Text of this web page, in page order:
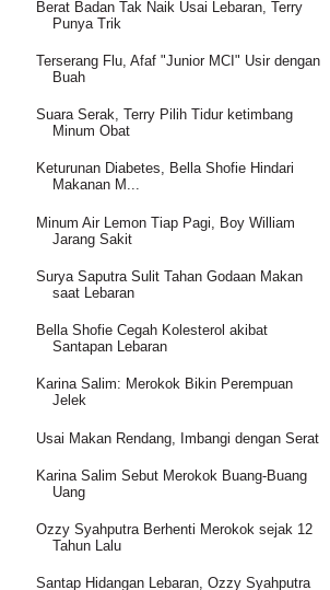
Berat Badan Tak Naik Usai Lebaran, Terry
Punya Trik
Terserang Flu, Afaf "Junior MCI" Usir dengan
Buah
Suara Serak, Terry Pilih Tidur ketimbang
Minum Obat
Keturunan Diabetes, Bella Shofie Hindari
Makanan M...
Minum Air Lemon Tiap Pagi, Boy William
Jarang Sakit
Surya Saputra Sulit Tahan Godaan Makan
saat Lebaran
Bella Shofie Cegah Kolesterol akibat
Santapan Lebaran
Karina Salim: Merokok Bikin Perempuan
Jelek
Usai Makan Rendang, Imbangi dengan Serat
Karina Salim Sebut Merokok Buang-Buang
Uang
Ozzy Syahputra Berhenti Merokok sejak 12
Tahun Lalu
Santap Hidangan Lebaran, Ozzy Syahputra